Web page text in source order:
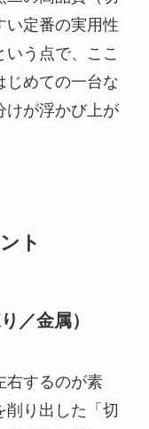
い定番の実用性
いう点で、ここ
じめての一台な
けが浮かび上が
ト
／金属）
右するのが素
り出した「切